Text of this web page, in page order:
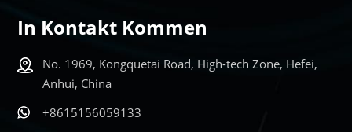
In Kontakt Kommen
No. 1969, Kongquetai Road, High-tech Zone, Hefei,
Anhui, China
+8615156059133